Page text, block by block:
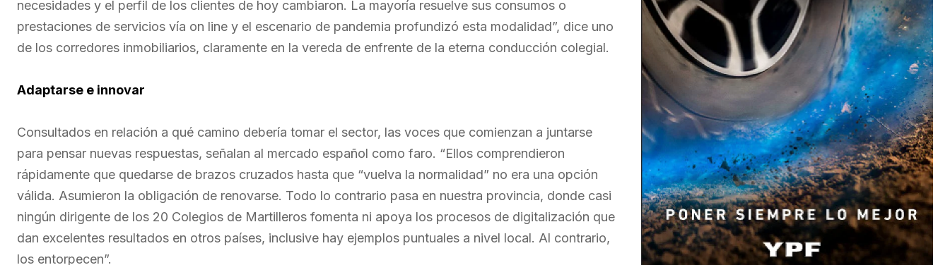
necesidades y el perfil de los clientes de hoy cambiaron. La mayoría resuelve sus consumos o
prestaciones de servicios vía on line y el escenario de pandemia profundizó esta modalidad”, dice uno
de los corredores inmobiliarios, claramente en la vereda de enfrente de la eterna conducción colegial.
Adaptarse e innovar
Consultados en relación a qué camino debería tomar el sector, las voces que comienzan a juntarse
para pensar nuevas respuestas, señalan al mercado español como faro. “Ellos comprendieron
rápidamente que quedarse de brazos cruzados hasta que “vuelva la normalidad” no era una opción
válida. Asumieron la obligación de renovarse. Todo lo contrario pasa en nuestra provincia, donde casi
ningún dirigente de los 20 Colegios de Martilleros fomenta ni apoya los procesos de digitalización que
dan excelentes resultados en otros países, inclusive hay ejemplos puntuales a nivel local. Al contrario,
los entorpecen”.